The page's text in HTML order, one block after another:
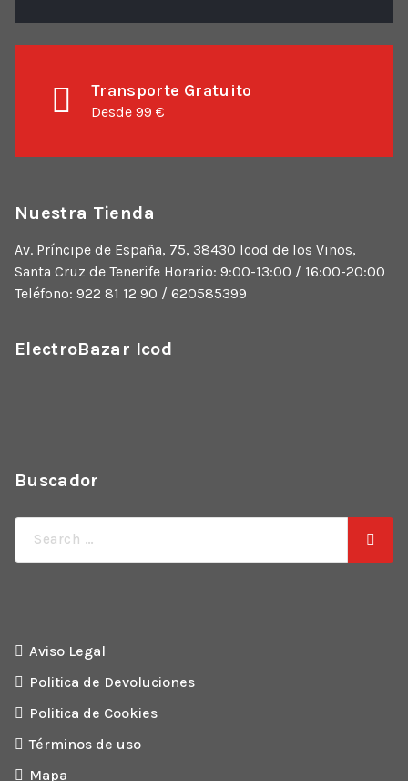
Transporte Gratuito
Desde 99 €
Nuestra Tienda
Av. Príncipe de España, 75, 38430 Icod de los Vinos,
Santa Cruz de Tenerife Horario: 9:00-13:00 / 16:00-20:00
Teléfono: 922 81 12 90 / 620585399
ElectroBazar Icod
Buscador
Aviso Legal
Politica de Devoluciones
Politica de Cookies
Términos de uso
Mapa